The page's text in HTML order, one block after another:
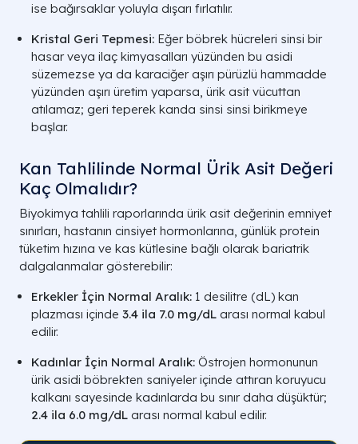
ise bağırsaklar yoluyla dışarı fırlatılır.
Kristal Geri Tepmesi: Eğer böbrek hücreleri sinsi bir
hasar veya ilaç kimyasalları yüzünden bu asidi
süzemezse ya da karaciğer aşırı pürüzlü hammadde
yüzünden aşırı üretim yaparsa, ürik asit vücuttan
atılamaz; geri teperek kanda sinsi sinsi birikmeye
başlar.
Kan Tahlilinde Normal Ürik Asit Değeri
Kaç Olmalıdır?
Biyokimya tahlili raporlarında ürik asit değerinin emniyet
sınırları, hastanın cinsiyet hormonlarına, günlük protein
tüketim hızına ve kas kütlesine bağlı olarak bariatrik
dalgalanmalar gösterebilir:
Erkekler İçin Normal Aralık: 1 desilitre (dL) kan
plazması içinde 3.4 ila 7.0 mg/dL arası normal kabul
edilir.
Kadınlar İçin Normal Aralık: Östrojen hormonunun
ürik asidi böbrekten saniyeler içinde attıran koruyucu
kalkanı sayesinde kadınlarda bu sınır daha düşüktür;
2.4 ila 6.0 mg/dL arası normal kabul edilir.